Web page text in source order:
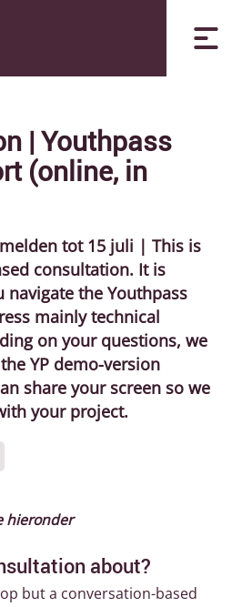
| Youthpass
(online, in
tot 15 juli | This is
consultation. It is
navigate the Youthpass
mainly technical
on your questions, we
YP demo-version
share your screen so we
your project.
hieronder
about?
but a conversation-based